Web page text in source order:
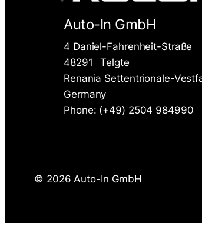
Auto-In GmbH
4 Daniel-Fahrenheit-Straße
48291
Telgte
Renania Settentrionale-
Germany
Phone: (+49) 2504 984990
© 2026 Auto-In GmbH